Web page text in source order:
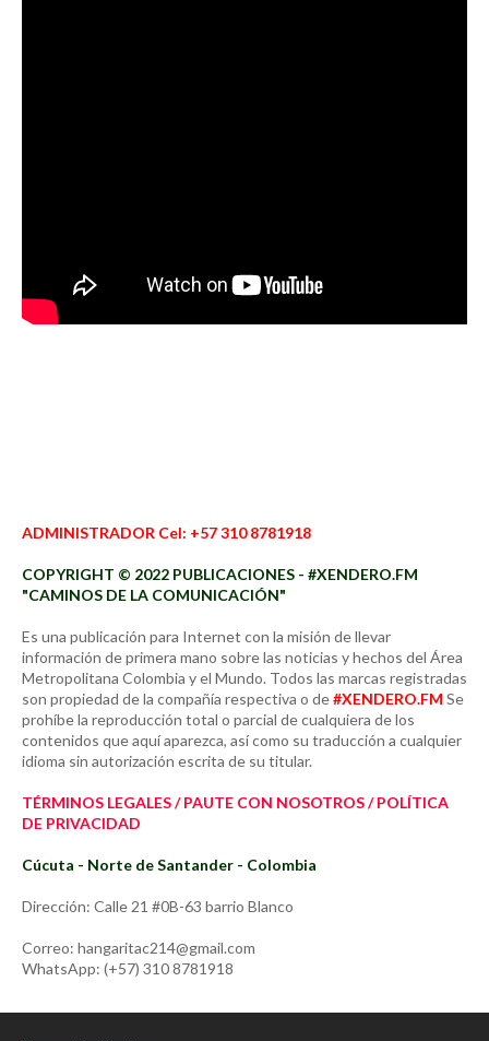
ADMINISTRADOR Cel: +57 310 8781918
COPYRIGHT © 2022 PUBLICACIONES - #XENDERO.FM
"CAMINOS DE LA COMUNICACIÓN"
Es una publicación para Internet con la misión de llevar
información de primera mano sobre las noticias y hechos del Área
Metropolitana Colombia y el Mundo. Todos las marcas registradas
son propiedad de la compañía respectiva o de#XENDERO.FM Se
prohíbe la reproducción total o parcial de cualquiera de los
contenidos que aquí aparezca, así como su traducción a cualquier
idioma sin autorización escrita de su titular.
TÉRMINOS LEGALES / PAUTE CON NOSOTROS / POLÍTICA
DE PRIVACIDAD
Cúcuta - Norte de Santander - Colombia
Dirección: Calle 21 #0B-63 barrio Blanco
Correo: hangaritac214@gmail.com
WhatsApp: (+57) 310 8781918